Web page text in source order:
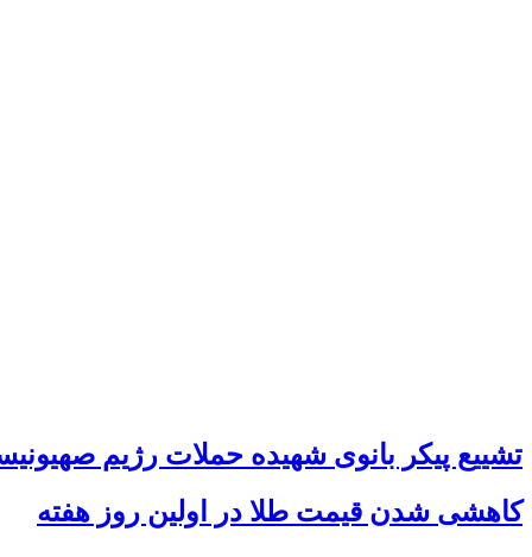
تشییع پیکر بانوی شهیده حملات رژیم
کاهشی شدن قیمت‌ طلا در اولین روز هفته